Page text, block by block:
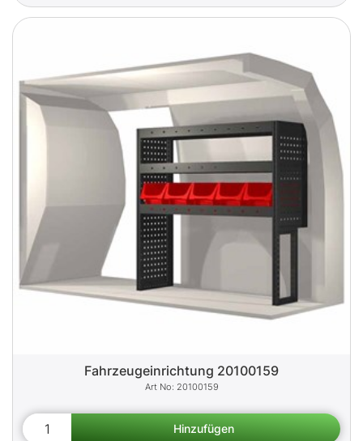
Fahrzeugeinrichtung 20100159
20100159